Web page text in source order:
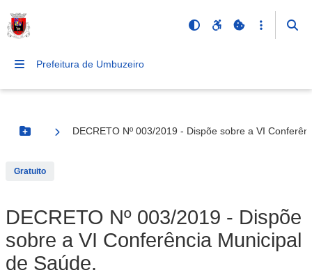
Prefeitura de Umbuzeiro
Botão Menu
DECRETO Nº 003/2019 - Dispõe sobre a VI
Gratuito
DECRETO Nº 003/2019 - Dispõe
sobre a VI Conferência Municipal
de Saúde.